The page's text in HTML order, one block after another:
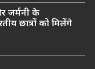
जर्मनी के
छात्रों को मिलेंगे